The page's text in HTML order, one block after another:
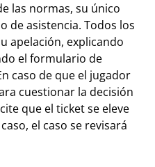
las normas, su único
de asistencia. Todos los
apelación, explicando
el formulario de
caso de que el jugador
cuestionar la decisión
que el ticket se eleve
el caso se revisará